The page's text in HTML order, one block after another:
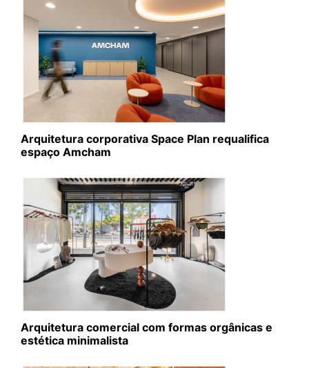
Arquitetura corporativa Space Plan requalifica
espaço Amcham
Arquitetura comercial com formas orgânicas e
estética minimalista